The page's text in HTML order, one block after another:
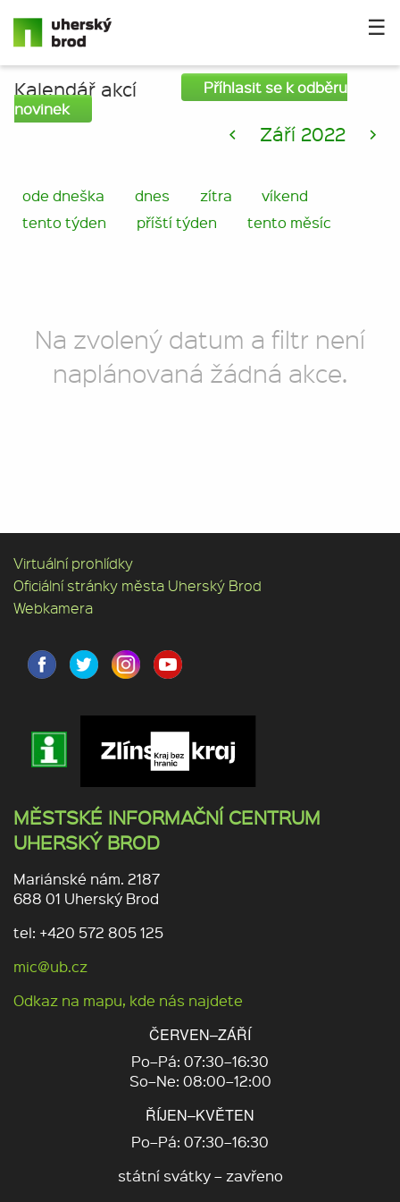
☰
Kalendář akcí
Příhlasit se k odběru
novinek
< Září 2022 >
ode dneška dnes zítra
víkend
tento týden
příští týden tento měsíc
Na zvolený datum a filtr není
naplánovaná žádná akce.
Virtuální prohlídky
Oficiální stránky města Uherský Brod
Webkamera
MĚSTSKÉ INFORMAČNÍ CENTRUM
UHERSKÝ BROD
Mariánské nám. 2187
688 01 Uherský Brod
tel: +420 572 805 125
mic@ub.cz
Odkaz na mapu, kde nás najdete
ČERVEN–ZÁŘÍ
Po–Pá: 07:30–16:30
So–Ne: 08:00–12:00
ŘÍJEN–KVĚTEN
Po–Pá: 07:30–16:30
státní svátky – zavřeno